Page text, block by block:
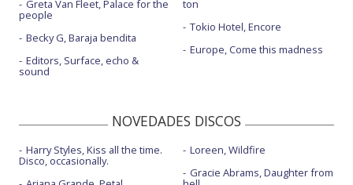
Greta Van Fleet, Palace for the
people
Becky G, Baraja bendita
Editors, Surface, echo &
sound
ton
Tokio Hotel, Encore
Europe, Come this madness
NOVEDADES DISCOS
Harry Styles, Kiss all the time.
Disco, occasionally.
Loreen, Wildfire
Gracie Abrams, Daughter from